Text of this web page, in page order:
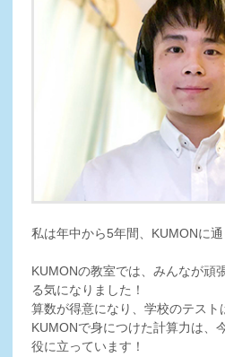
私は年中から5年間、KUMONに通
KUMONの教室では、みんなが頑
る気になりました！
算数が得意になり、学校のテスト
KUMONで身につけた計算力は、
役に立っています！